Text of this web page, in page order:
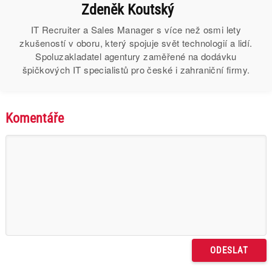
Zdeněk Koutský
IT Recruiter a Sales Manager s více než osmi lety
zkušeností v oboru, který spojuje svět technologií a lidí.
Spoluzakladatel agentury zaměřené na dodávku
špičkových IT specialistů pro české i zahraniční firmy.
Komentáře